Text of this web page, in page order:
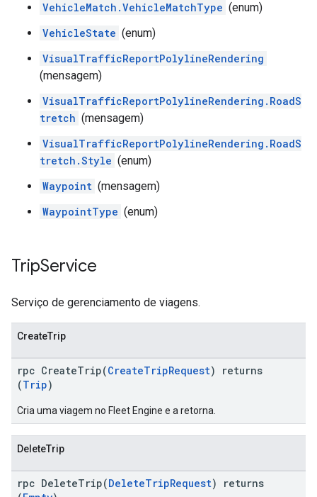
VehicleMatch.VehicleMatchType (enum)
VehicleState (enum)
VisualTrafficReportPolylineRendering
(mensagem)
VisualTrafficReportPolylineRendering.RoadS
tretch (mensagem)
VisualTrafficReportPolylineRendering.RoadS
tretch.Style (enum)
Waypoint (mensagem)
WaypointType (enum)
TripService
Serviço de gerenciamento de viagens.
CreateTrip
rpc CreateTrip(CreateTripRequest) returns
(Trip)
Cria uma viagem no Fleet Engine e a retorna.
DeleteTrip
rpc DeleteTrip(DeleteTripRequest) returns